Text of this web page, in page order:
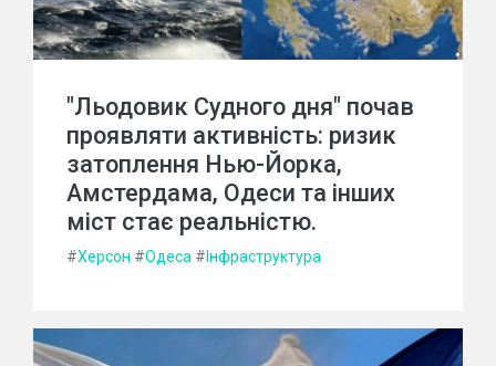
"Льодовик Судного дня" почав
проявляти активність: ризик
затоплення Нью-Йорка,
Амстердама, Одеси та інших
міст стає реальністю.
#Херсон #Одеса # Інфраструктура